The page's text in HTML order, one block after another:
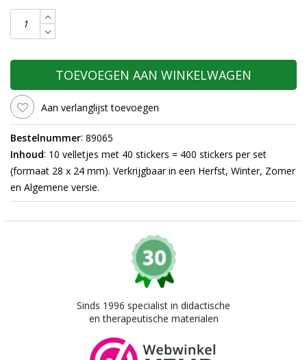
TOEVOEGEN AAN WINKELWAGEN
Aan verlanglijst toevoegen
Bestelnummer: 89065
Inhoud: 10 velletjes met 40 stickers = 400 stickers per set
(formaat 28 x 24 mm). Verkrijgbaar in een Herfst, Winter, Zomer
en Algemene versie.
Sinds 1996 specialist in didactische
en therapeutische materialen